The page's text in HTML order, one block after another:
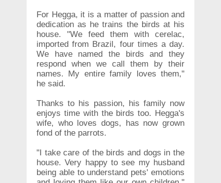
For Hegga, it is a matter of passion and
dedication as he trains the birds at his
house. "We feed them with cerelac,
imported from Brazil, four times a day.
We have named the birds and they
respond when we call them by their
names. My entire family loves them,"
he said.
Thanks to his passion, his family now
enjoys time with the birds too. Hegga's
wife, who loves dogs, has now grown
fond of the parrots.
"I take care of the birds and dogs in the
house. Very happy to see my husband
being able to understand pets' emotions